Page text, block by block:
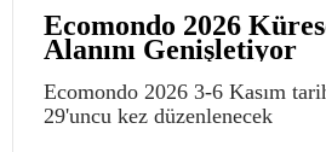
Ecomondo 2026
Alanını Genişletiyor
Ecomondo 2026 3-6 Kasım
29'uncu kez düzenlenecek